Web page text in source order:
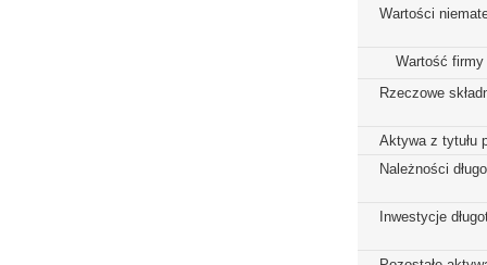
Wartości
Wartość firmy
Rzeczowe
Aktywa z tytułu
Należności
Inwestycje